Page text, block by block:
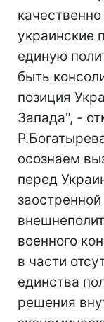
украинские
единую
быть
позиция
Запада", -
осознаем
перед
военного
в части
единства
решения